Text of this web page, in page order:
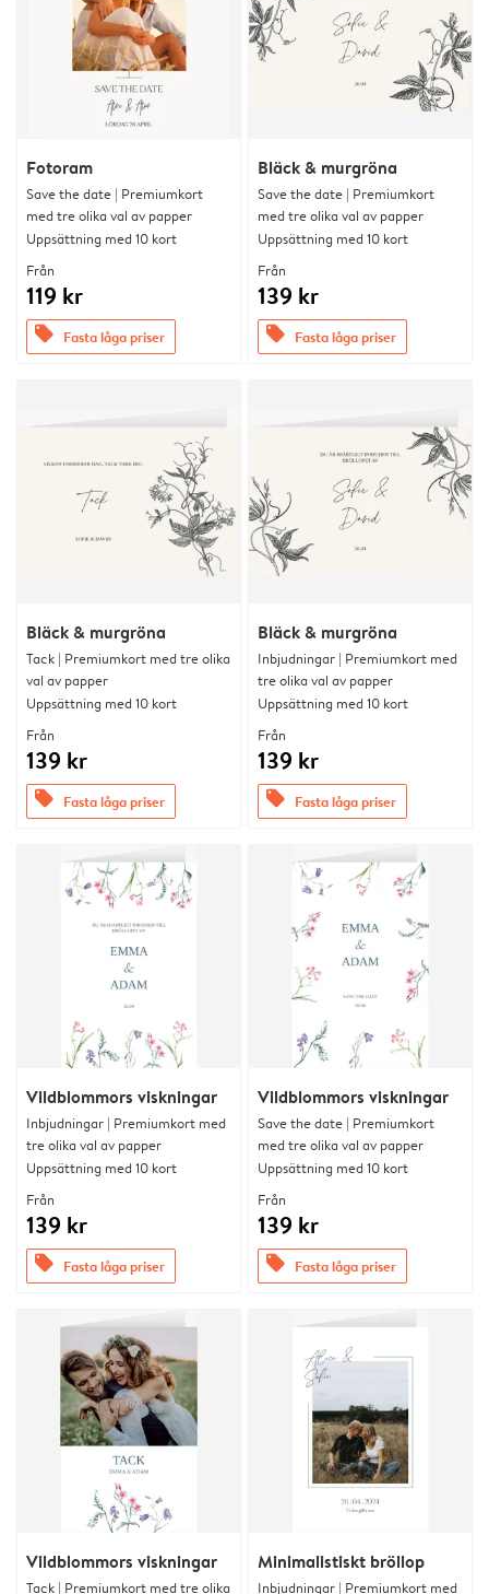
Fotoram
Save the date | Premiumkort
med tre olika val av papper
Uppsättning med 10 kort
Från
119 kr
offers Fasta låga priser
Bläck & murgröna
Save the date | Premiumkort
med tre olika val av papper
Uppsättning med 10 kort
Från
139 kr
offers Fasta låga priser
Bläck & murgröna
Tack | Premiumkort med tre olika
val av papper
Uppsättning med 10 kort
Från
139 kr
offers Fasta låga priser
Bläck & murgröna
Inbjudningar | Premiumkort med
tre olika val av papper
Uppsättning med 10 kort
Från
139 kr
offers Fasta låga priser
Vildblommors viskningar
Inbjudningar | Premiumkort med
tre olika val av papper
Uppsättning med 10 kort
Från
139 kr
offers Fasta låga priser
Vildblommors viskningar
Save the date | Premiumkort
med tre olika val av papper
Uppsättning med 10 kort
Från
139 kr
offers Fasta låga priser
Vildblommors viskningar
Tack | Premiumkort med tre olika
Minimalistiskt bröllop
Inbjudningar | Premiumkort med